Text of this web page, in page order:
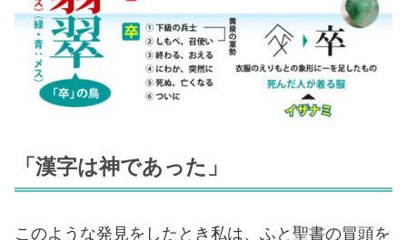
「漢字は神であった」
このような発見をしたとき私は、ふと聖書の冒頭を